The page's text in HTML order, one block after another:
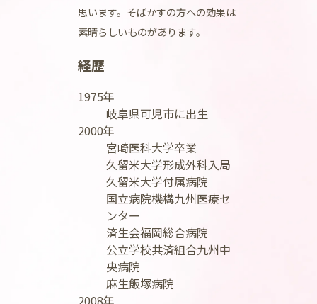
思います。そばかすの方への効果は
素晴らしいものがあります。
経歴
1975年
岐阜県可児市に出生
2000年
宮崎医科大学卒業
久留米大学形成外科入局
久留米大学付属病院
国立病院機構九州医療セ
ンター
済生会福岡総合病院
公立学校共済組合九州中
央病院
麻生飯塚病院